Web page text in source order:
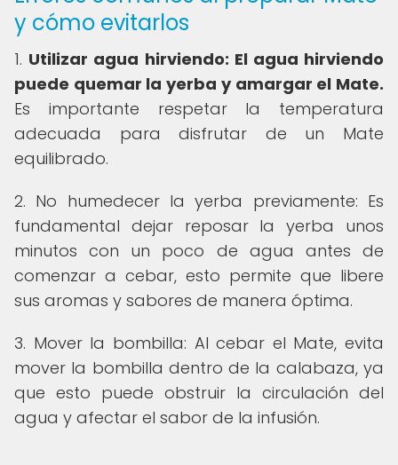
y cómo evitarlos
1. Utilizar agua hirviendo: El agua hirviendo
puede quemar la yerba y amargar el Mate.
Es importante respetar la temperatura
adecuada para disfrutar de un Mate
equilibrado.
2. No humedecer la yerba previamente: Es
fundamental dejar reposar la yerba unos
minutos con un poco de agua antes de
comenzar a cebar, esto permite que libere
sus aromas y sabores de manera óptima.
3. Mover la bombilla: Al cebar el Mate, evita
mover la bombilla dentro de la calabaza, ya
que esto puede obstruir la circulación del
agua y afectar el sabor de la infusión.